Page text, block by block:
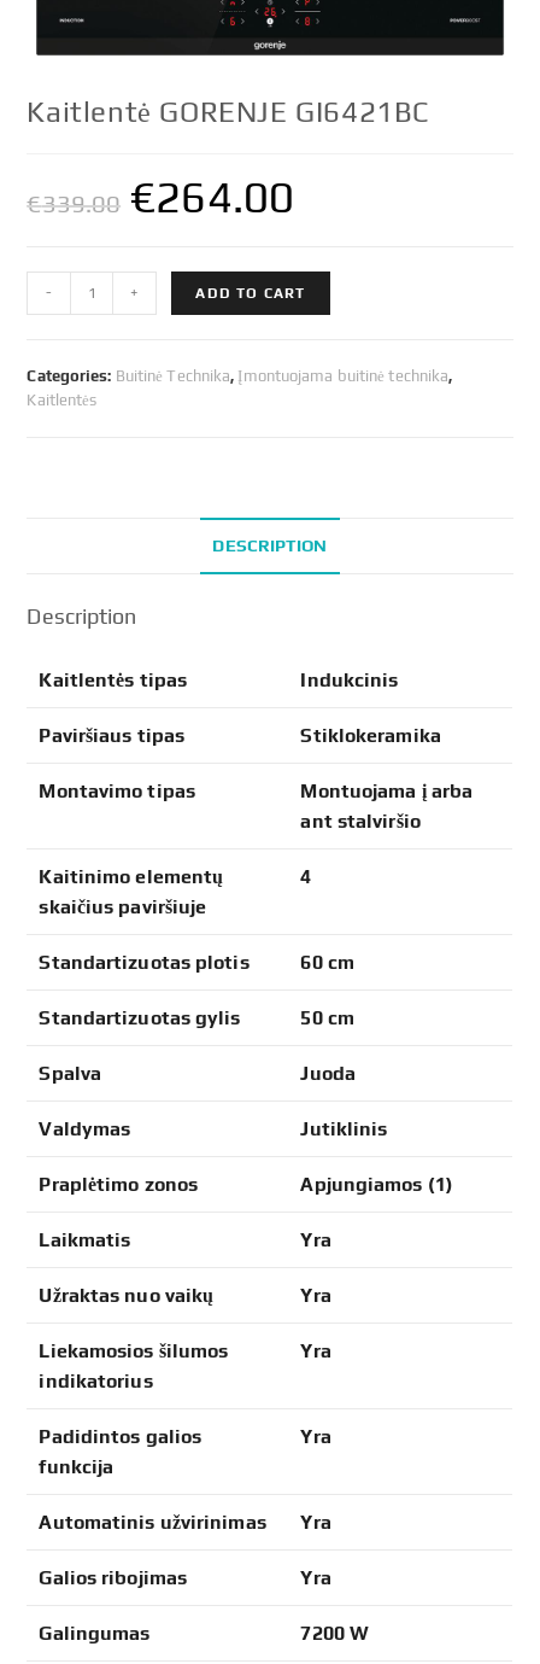
Kaitlentė GORENJE GI6421BC
€339.00 €264.00
GORENJE
- + ADD TO CART
Categories: Buitinė Technika, Įmontuojama buitinė technika,
Kaitlentės
DESCRIPTION
Description
Kaitlentės tipas Indukcinis
Paviršiaus tipas Stiklokeramika
Montavimo tipas
Montuojama į arba
ant stalviršio
Kaitinimo elementų
skaičius paviršiuje
4
Standartizuotas plotis 60 cm
Standartizuotas gylis 50 cm
Spalva Juoda
Valdymas Jutiklinis
Praplėtimo zonos Apjungiamos (1)
Laikmatis Yra
Užraktas nuo vaikų Yra
Liekamosios šilumos
indikatorius
Yra
Padidintos galios
funkcija
Yra
Automatinis užvirinimas Yra
Galios ribojimas Yra
Galingumas 7200 W